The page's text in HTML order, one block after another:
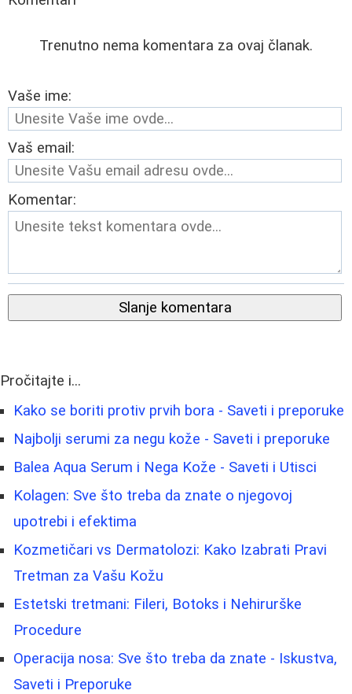
Trenutno nema komentara za ovaj članak.
Vaše ime:
Vaš email:
Komentar:
Slanje komentara
Pročitajte i...
Kako se boriti protiv prvih bora - Saveti i preporuke
Najbolji serumi za negu kože - Saveti i preporuke
Balea Aqua Serum i Nega Kože - Saveti i Utisci
Kolagen: Sve što treba da znate o njegovoj
upotrebi i efektima
Kozmetičari vs Dermatolozi: Kako Izabrati Pravi
Tretman za Vašu Kožu
Estetski tretmani: Fileri, Botoks i Nehirurške
Procedure
Operacija nosa: Sve što treba da znate - Iskustva,
Saveti i Preporuke